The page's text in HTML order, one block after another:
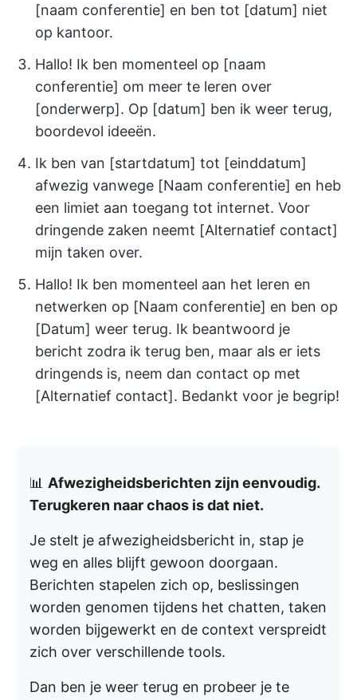
[naam conferentie] en ben tot [datum] niet
op kantoor.
Hallo! Ik ben momenteel op [naam
conferentie] om meer te leren over
[onderwerp]. Op [datum] ben ik weer terug,
boordevol ideeën.
Ik ben van [startdatum] tot [einddatum]
afwezig vanwege [Naam conferentie] en heb
een limiet aan toegang tot internet. Voor
dringende zaken neemt [Alternatief contact]
mijn taken over.
Hallo! Ik ben momenteel aan het leren en
netwerken op [Naam conferentie] en ben op
[Datum] weer terug. Ik beantwoord je
bericht zodra ik terug ben, maar als er iets
dringends is, neem dan contact op met
[Alternatief contact]. Bedankt voor je begrip!
📊 Afwezigheidsberichten zijn eenvoudig.
Terugkeren naar chaos is dat niet.
Je stelt je afwezigheidsbericht in, stap je
weg en alles blijft gewoon doorgaan.
Berichten stapelen zich op, beslissingen
worden genomen tijdens het chatten, taken
worden bijgewerkt en de context verspreidt
zich over verschillende tools.
Dan ben je weer terug en probeer je te